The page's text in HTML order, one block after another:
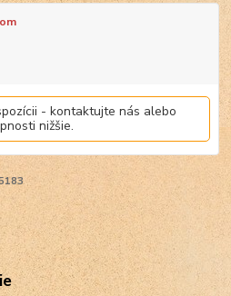
- kontaktujte nás alebo
nižšie.